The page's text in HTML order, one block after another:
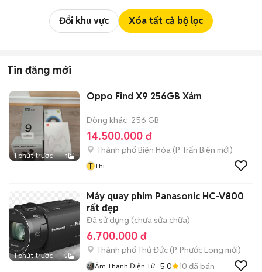
Đổi khu vực Xóa tất cả bộ lọc
Tin đăng mới
1 phút trước 1
Oppo Find X9 256GB Xám
Dòng khác 256 GB
14.500.000 đ
Thành phố Biên Hòa (P. Trấn Biên mới)
T Thi
1 phút trước 5
Máy quay phim Panasonic HC-V800
rất đẹp
Đã sử dụng (chưa sửa chữa)
6.700.000 đ
Thành phố Thủ Đức (P. Phước Long mới)
Âm Thanh Điện Tử 5.0 10 đã bán